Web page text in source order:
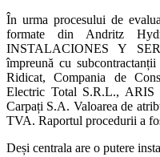
În urma procesului de
formate din Andritz
INSTALACIONES Y
împreună cu
Ridicat, Compania de
Electric Total S.R.L., ARIS
Carpați S.A. Valoarea de
TVA. Raportul procedurii a
Deși centrala are o putere